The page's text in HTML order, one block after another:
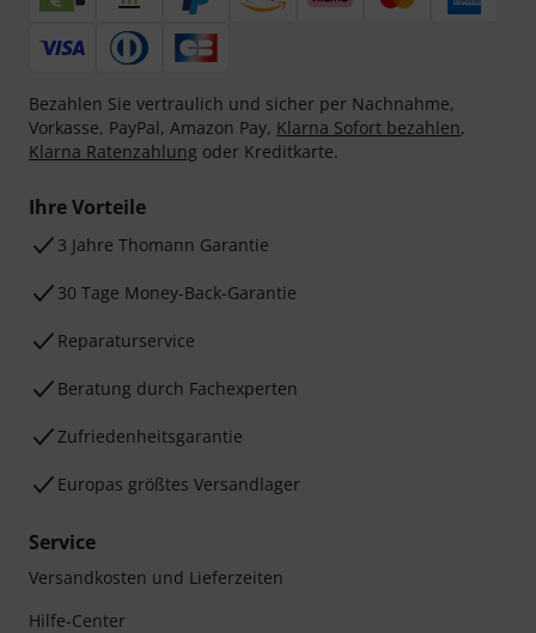
Bezahlen Sie vertraulich und sicher per Nachnahme,
Vorkasse, PayPal, Amazon Pay, Klarna Sofort bezahlen,
Klarna Ratenzahlung oder Kreditkarte.
Ihre Vorteile
3 Jahre Thomann Garantie
30 Tage Money-Back-Garantie
Reparaturservice
Beratung durch Fachexperten
Zufriedenheitsgarantie
Europas größtes Versandlager
Service
Versandkosten und Lieferzeiten
Hilfe-Center